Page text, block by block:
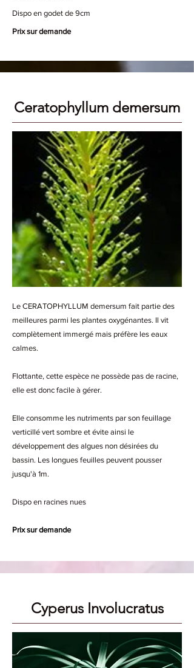
Dispo en godet de 9cm
Prix sur demande
Ceratophyllum demersum
Le CERATOPHYLLUM demersum fait partie des
meilleures parmi les plantes oxygénantes. Il vit
complètement immergé mais préfère les eaux
calmes.
Flottante, cette espèce ne possède pas de racine,
elle est donc facile à gérer.
Elle consomme les nutriments par son feuillage
verticillé vert sombre et évite ainsi le
développement des algues non désirées du
bassin. Les longues feuilles peuvent pousser
jusqu'à 1m.
Dispo en racines nues
Prix sur demande
Cyperus Involucratus